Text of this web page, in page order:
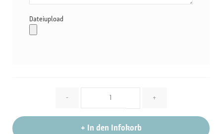
Dateiupload
- +
+ In den Infokorb